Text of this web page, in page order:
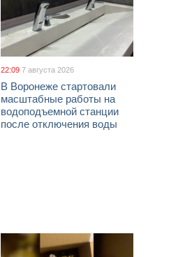
22:09 7 августа 2026
В Воронеже стартовали
масштабные работы на
водоподъемной станции
после отключения воды